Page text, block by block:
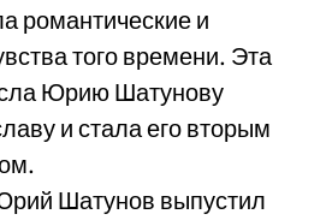
романтические и
того времени. Эта
Юрию Шатунову
и стала его вторым
Шатунов выпустил